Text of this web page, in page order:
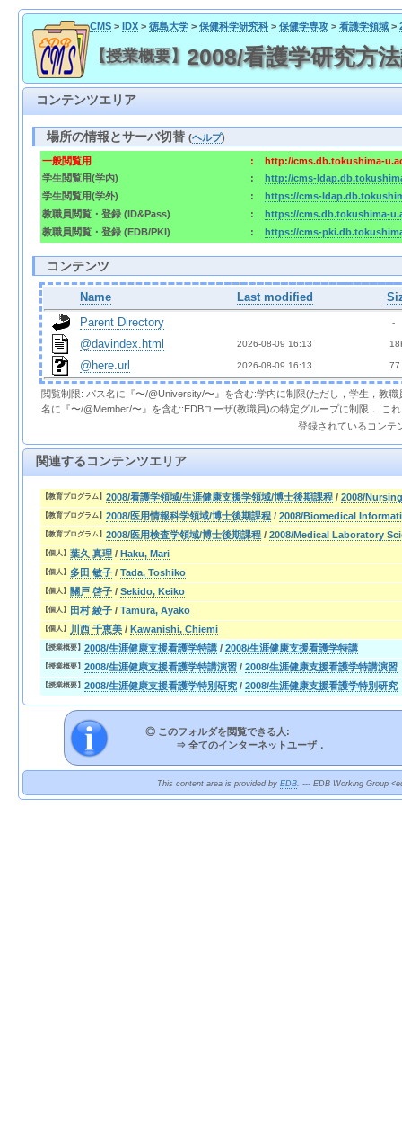
CMS> IDX> 徳島大学> 保健科学研究科> 保健学専攻> 看護学領域>
【授業概要】 2008/看護学研究方
コンテンツエリア
場所の情報とサーバ切替(ヘルプ)
一般閲覧用 :
http://cms.db.tokushima-
学生閲覧用(学内)
:
http://cms-
学生閲覧用(学外)
:
https://cms-
教職員閲覧・登録 (ID&Pass)
:
https://cms.db.tokushima-
教職員閲覧・登録 (EDB/PKI)
: https://cms-
コンテンツ
Name Last modified
Parent Directory
  -
@davindex.html 2026-08-09 16:13
@here.url 2026-08-09 16:13 77
閲覧制限: パス名に『〜/@University/〜』を含む:学内に制限(ただし，学生，教
名に『〜/@Member/〜』を含む:EDBユーザ(教職員)の特定グループに制限． こ
登録されているコンテ
関連するコンテンツエリア
【教育プログラム】 2008/看護学領域/生涯健康支援学領域/博士後期課程 / 2008/
【教育プログラム】 2008/医用情報科学領域/博士後期課程 / 2008/Biomedical
【教育プログラム】 2008/医用検査学領域/博士後期課程 / 2008/Medical Laboratory
【個人】 葉久 真理 / Haku, Mari
【個人】 多田 敏子 / Tada, Toshiko
【個人】 關戸 啓子 / Sekido, Keiko
【個人】 田村 綾子 / Tamura, Ayako
【個人】 川西 千恵美 / Kawanishi, Chiemi
【授業概要】 2008/生涯健康支援看護学特講 / 2008/生涯健康支援看護学特講
【授業概要】 2008/生涯健康支援看護学特講演習 / 2008/生涯健康支援看護学特講演習
【授業概要】 2008/生涯健康支援看護学特別研究 / 2008/生涯健康支援看護学特別研究
◎ このフォルダを閲覧できる人:
⇒ 全てのインターネットユーザ．
This content area is provided by EDB. --- EDB Working Group